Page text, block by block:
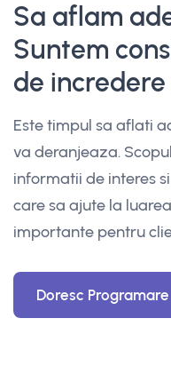
Sa aflam
Suntem
de
Este timpul sa aflati
va deranjeaza.
informatii de interes
care sa ajute la
importante pentru
Doresc Programare